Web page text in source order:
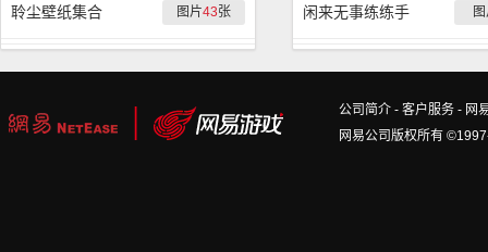
图片43张
聆尘壁纸集合 闲来无事练练手
公司简介 - 客户服务 - 网
网易公司版权所有